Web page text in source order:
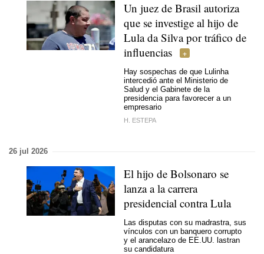
Un juez de Brasil autoriza
que se investige al hijo de
Lula da Silva por tráfico de
influencias
Hay sospechas de que Lulinha
intercedió ante el Ministerio de
Salud y el Gabinete de la
presidencia para favorecer a un
empresario
H. ESTEPA
26 jul 2026
El hijo de Bolsonaro se
lanza a la carrera
presidencial contra Lula
Las disputas con su madrastra, sus
vínculos con un banquero corrupto
y el arancelazo de EE.UU. lastran
su candidatura